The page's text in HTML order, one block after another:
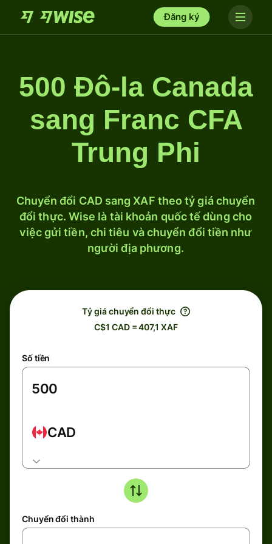
Đăng ký
500 Đô-la Canada
sang Franc CFA
Trung Phi
Chuyển đổi CAD sang XAF theo tỷ giá chuyển
đổi thực. Wise là tài khoản quốc tế dùng cho
việc gửi tiền, chi tiêu và chuyển đổi tiền như
người địa phương.
Tỷ giá chuyển đổi thực
C$1 CAD = 407,1 XAF
Số tiền
CAD
Chuyển đổi thành